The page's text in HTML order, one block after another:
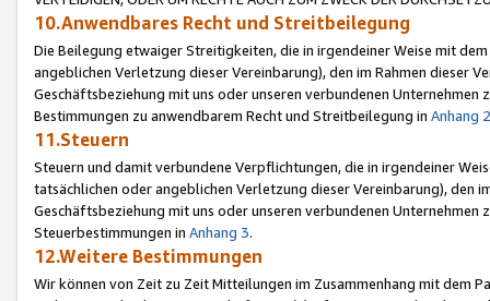
10.Anwendbares Recht und Streitbeilegung
Die Beilegung etwaiger Streitigkeiten, die in irgendeiner Weise mit
angeblichen Verletzung dieser Vereinbarung), den im Rahmen dieser
Geschäftsbeziehung mit uns oder unseren verbundenen
Bestimmungen zu anwendbarem Recht und Streitbeilegung in Anhang 2
11.Steuern
Steuern und damit verbundene Verpflichtungen, die in irgendeiner
tatsächlichen oder angeblichen Verletzung dieser Vereinbarung), den
Geschäftsbeziehung mit uns oder unseren verbundenen
Steuerbestimmungen in Anhang 3.
12.Weitere Bestimmungen
Wir können von Zeit zu Zeit Mitteilungen im Zusammenhang mit dem